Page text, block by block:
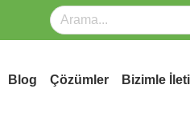
Blog Çözümler Bizimle